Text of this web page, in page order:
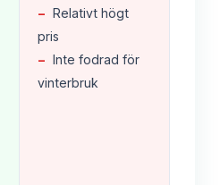
− Relativt högt
pris
− Inte fodrad för
vinterbruk